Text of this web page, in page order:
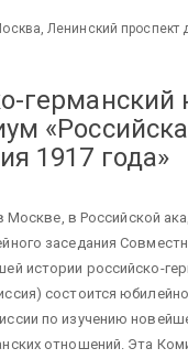
Ленинский проспект
германский
1917 года»
Москве, в Российской
заседания
истории российско-
состоится
по изучению
отношений. Эта